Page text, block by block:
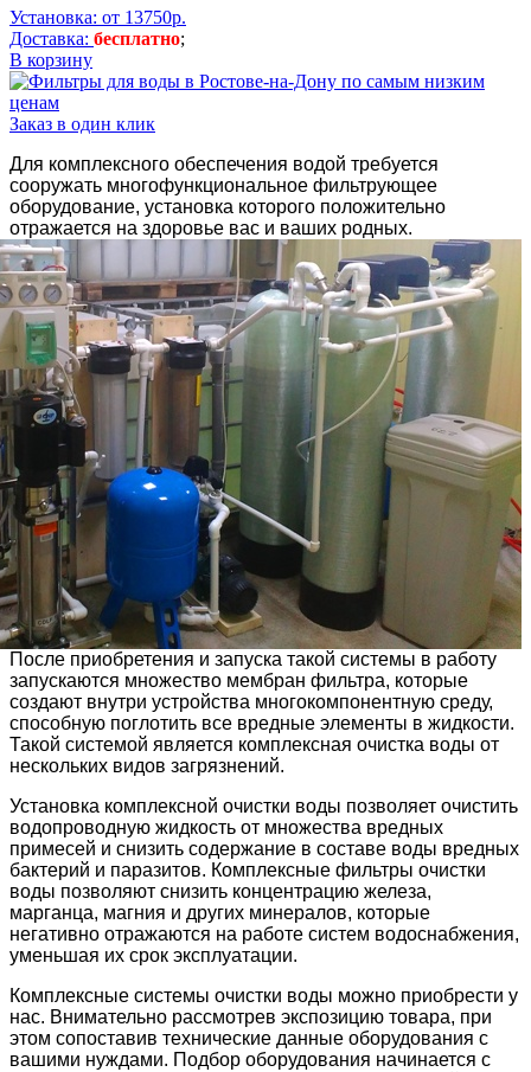
Установка: от 13750р.
Доставка: бесплатно;
В корзину
Заказ в один клик
Для комплексного обеспечения водой требуется
сооружать многофункциональное фильтрующее
оборудование, установка которого положительно
отражается на здоровье вас и ваших родных.
После приобретения и запуска такой системы в работу
запускаются множество мембран фильтра, которые
создают внутри устройства многокомпонентную среду,
способную поглотить все вредные элементы в жидкости.
Такой системой является комплексная очистка воды от
нескольких видов загрязнений.
Установка комплексной очистки воды позволяет очистить
водопроводную жидкость от множества вредных
примесей и снизить содержание в составе воды вредных
бактерий и паразитов. Комплексные фильтры очистки
воды позволяют снизить концентрацию железа,
марганца, магния и других минералов, которые
негативно отражаются на работе систем водоснабжения,
уменьшая их срок эксплуатации.
Комплексные системы очистки воды можно приобрести у
нас. Внимательно рассмотрев экспозицию товара, при
этом сопоставив технические данные оборудования с
вашими нуждами. Подбор оборудования начинается с